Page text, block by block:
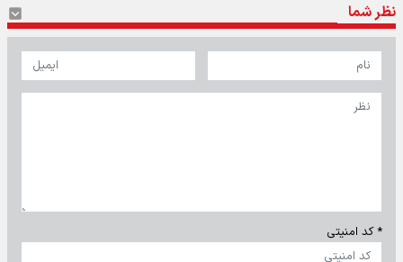
نظر شما
* کد امنیتی